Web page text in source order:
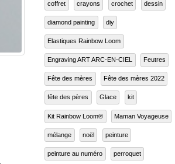
coffret crayons crochet dessin
diamond painting diy
Elastiques Rainbow Loom
Engraving ART ARC-EN-CIEL Feutres
Fête des mères Fête des mères 2022
fête des pères Glace kit
Kit Rainbow Loom® Maman Voyageuse
mélange noël peinture
peinture au numéro perroquet